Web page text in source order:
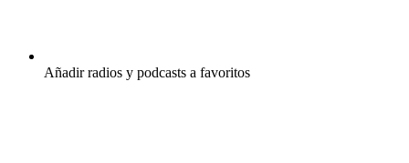
Añadir radios y podcasts a favoritos